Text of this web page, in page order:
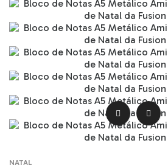
 
NATAL